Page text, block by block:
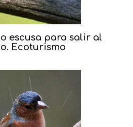
escusa para salir al
Ecoturismo